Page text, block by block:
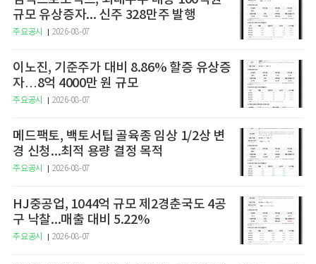
규모 유상증자... 신주 328만주 발행
주요공시 2026-08-07
이노진, 기준주가 대비 8.86% 할증 유상증
자…8억 4000만 원 규모
주요공시 2026-08-07
메드팩토, 백토서팁 골육종 임상 1/2상 변
경 신청...최적 용량 결정 목적
주요공시 2026-08-07
HJ중공업, 1044억 규모 제2경춘국도 4공
구 낙찰...매출 대비 5.22%
주요공시 2026-08-07